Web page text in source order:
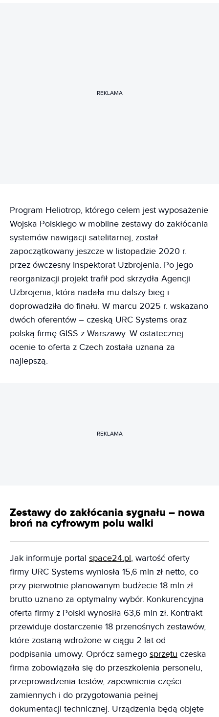
REKLAMA
Program Heliotrop, którego celem jest wyposażenie
Wojska Polskiego w mobilne zestawy do zakłócania
systemów nawigacji satelitarnej, został
zapoczątkowany jeszcze w listopadzie 2020 r.
przez ówczesny Inspektorat Uzbrojenia. Po jego
reorganizacji projekt trafił pod skrzydła Agencji
Uzbrojenia, która nadała mu dalszy bieg i
doprowadziła do finału. W marcu 2025 r. wskazano
dwóch oferentów – czeską URC Systems oraz
polską firmę GISS z Warszawy. W ostatecznej
ocenie to oferta z Czech została uznana za
najlepszą.
REKLAMA
Zestawy do zakłócania sygnału – nowa
broń na cyfrowym polu walki
Jak informuje portal space24.pl, wartość oferty
firmy URC Systems wyniosła 15,6 mln zł netto, co
przy pierwotnie planowanym budżecie 18 mln zł
brutto uznano za optymalny wybór. Konkurencyjna
oferta firmy z Polski wynosiła 63,6 mln zł. Kontrakt
przewiduje dostarczenie 18 przenośnych zestawów,
które zostaną wdrożone w ciągu 2 lat od
podpisania umowy. Oprócz samego sprzętu czeska
firma zobowiązała się do przeszkolenia personelu,
przeprowadzenia testów, zapewnienia części
zamiennych i do przygotowania pełnej
dokumentacji technicznej. Urządzenia będą objęte